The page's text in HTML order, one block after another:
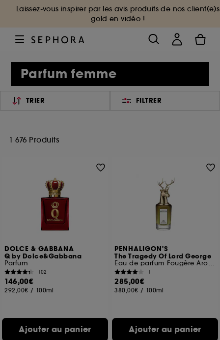
Laissez-vous inspirer par les avis produits de nos client(e)s
gold en vidéo !
Parfum femme
TRIER FILTRER
1 676 Produits
DOLCE & GABBANA
Q by Dolce&Gabbana
Parfum
102
146,00€
292,00€ / 100ml
Ajouter au panier
PENHALIGON'S
The Tragedy Of Lord George
Eau de parfum Fougère Aromatique
1
285,00€
380,00€ / 100ml
Ajouter au panier